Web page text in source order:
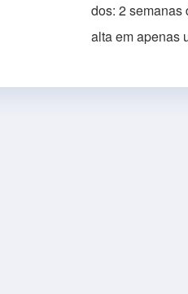
dos: 2 semanas
alta em apenas